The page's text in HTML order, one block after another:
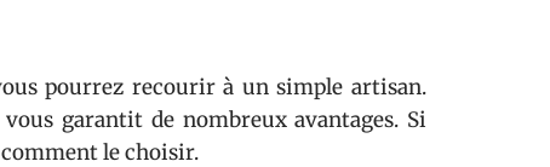
pourrez recourir à un simple artisan.
garantit de nombreux avantages. Si
le choisir.